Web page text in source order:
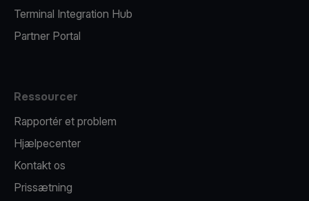
Terminal Integration Hub
Partner Portal
Ressourcer
Rapportér et problem
Hjælpecenter
Kontakt os
Prissætning